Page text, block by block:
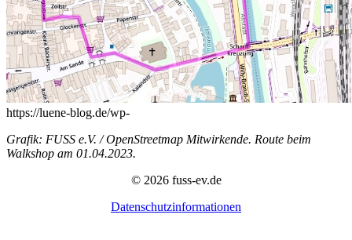
https://luene-blog.de/wp-
Grafik: FUSS e.V. / OpenStreetmap Mitwirkende. Route beim
Walkshop am 01.04.2023.
© 2026 fuss-ev.de
Datenschutzinformationen